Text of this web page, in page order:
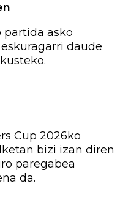
asko
daude
Cup 2026ko
bizi izan diren
paregabea
da.